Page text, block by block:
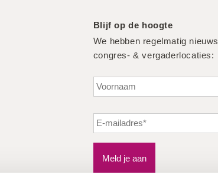
Blijf op de hoogte
We hebben regelmatig
congres- & vergaderlocaties:
Meld je aan